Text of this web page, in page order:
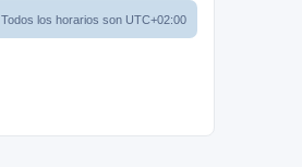
Todos los horarios son UTC+02:00